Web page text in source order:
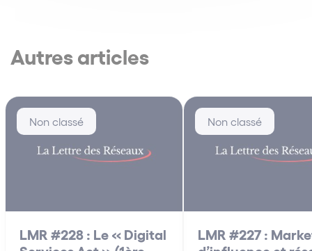
Autres articles
Non classé
LMR #228 : Le « Digital
Non classé
LMR #227 :